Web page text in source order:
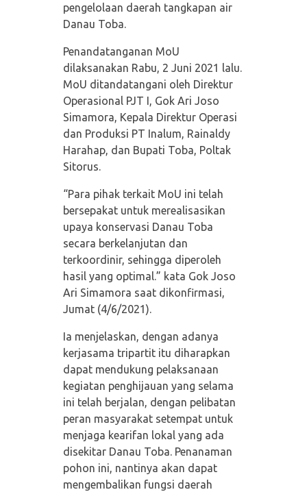
pengelolaan daerah tangkapan air
Danau Toba.
Penandatanganan MoU
dilaksanakan Rabu, 2 Juni 2021 lalu.
MoU ditandatangani oleh Direktur
Operasional PJT I, Gok Ari Joso
Simamora, Kepala Direktur Operasi
dan Produksi PT Inalum, Rainaldy
Harahap, dan Bupati Toba, Poltak
Sitorus.
“Para pihak terkait MoU ini telah
bersepakat untuk merealisasikan
upaya konservasi Danau Toba
secara berkelanjutan dan
terkoordinir, sehingga diperoleh
hasil yang optimal.” kata Gok Joso
Ari Simamora saat dikonfirmasi,
Jumat (4/6/2021).
Ia menjelaskan, dengan adanya
kerjasama tripartit itu diharapkan
dapat mendukung pelaksanaan
kegiatan penghijauan yang selama
ini telah berjalan, dengan pelibatan
peran masyarakat setempat untuk
menjaga kearifan lokal yang ada
disekitar Danau Toba. Penanaman
pohon ini, nantinya akan dapat
mengembalikan fungsi daerah